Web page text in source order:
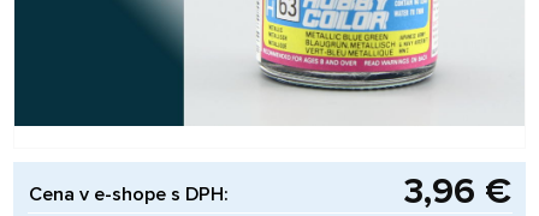
Cena v e-shope s DPH: 3,96 €